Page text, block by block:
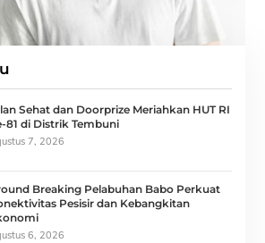
Sehat dan Doorprize Meriahkan HUT RI
81 di Distrik Tembuni
7, 2026
Breaking Pelabuhan Babo Perkuat
Pesisir dan Kebangkitan
6, 2026